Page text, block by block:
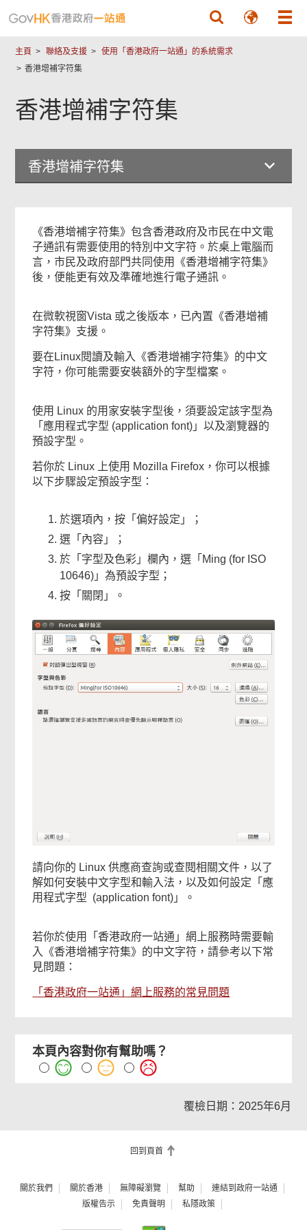
主頁 聯絡及支援
使用「香港政府一站通」的系統需求
香港增補字符集
香港增補字符集
香港增補字符集
《香港增補字符集》包含香港政府及市民在中文電
子通訊有需要使用的特別中文字符。於桌上電腦而
言，市民及政府部門共同使用《香港增補字符集》
後，便能更有效及準確地進行電子通訊。
在微軟視窗Vista 或之後版本，已內置《香港增補
字符集》支援。
要在Linux閱讀及輸入《香港增補字符集》的中文
字符，你可能需要安裝額外的字型檔案。
使用 Linux 的用家安裝字型後，須要設定該字型為
「應用程式字型 (application font)」以及瀏覽器的
預設字型。
若你於 Linux 上使用 Mozilla Firefox，你可以根據
以下步驟設定預設字型：
於選項內，按「偏好設定」；
選「內容」；
於「字型及色彩」欄內，選「Ming (for ISO
10646)」為預設字型；
按「關閉」。
請向你的 Linux 供應商查詢或查閱相關文件，以了
解如何安裝中文字型和輸入法，以及如何設定「應
用程式字型 (application font)」。
若你於使用「香港政府一站通」網上服務時需要輸
入《香港增補字符集》的中文字符，請參考以下常
見問題：
「香港政府一站通」網上服務的常見問題
本頁內容對你有幫助嗎？
覆檢日期：2025年6月
回到頁首
關於我們 關於香港 無障礙瀏覽 幫助
連結到政府一站通
版權告示
免責聲明 私隱政策